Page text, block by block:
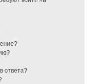
ответа?